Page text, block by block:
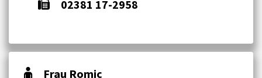
02381 17-2958
Frau Romic